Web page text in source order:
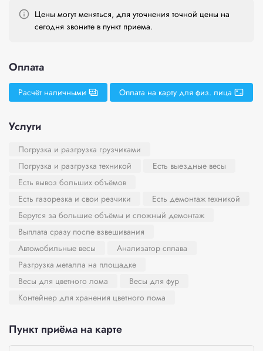
Цены могут меняться, для уточнения точной цены на
сегодня звоните в пункт приема.
Оплата
Расчёт наличными Оплата на карту для физ. лица
Услуги
Погрузка и разгрузка грузчиками
Погрузка и разгрузка техникой
Есть выездные весы
Есть вывоз больших объёмов
Есть газорезка и свои резчики
Есть демонтаж техникой
Берутся за большие объёмы и сложный демонтаж
Выплата сразу после взвешивания
Автомобильные весы
Анализатор сплава
Разгрузка металла на площадке
Весы для цветного лома
Весы для фур
Контейнер для хранения цветного лома
Пункт приёма на карте